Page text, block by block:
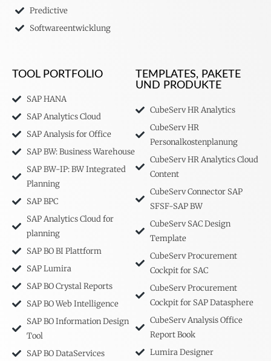
Predictive
Softwareentwicklung
TOOL PORTFOLIO
SAP HANA
SAP Analytics Cloud
SAP Analysis for Office
SAP BW: Business Warehouse
SAP BW-IP: BW Integrated
Planning
SAP BPC
SAP Analytics Cloud for
planning
SAP BO BI Plattform
SAP Lumira
SAP BO Crystal Reports
SAP BO Web Intelligence
SAP BO Information Design
Tool
SAP BO DataServices
TEMPLATES, PAKETE
UND PRODUKTE
CubeServ HR Analytics
CubeServ HR
Personalkostenplanung
CubeServ HR Analytics Cloud
Content
CubeServ Connector SAP
SFSF-SAP BW
CubeServ SAC Design
Template
CubeServ Procurement
Cockpit for SAC
CubeServ Procurement
Cockpit for SAP Datasphere
CubeServ Analysis Office
Report Book
Lumira Designer